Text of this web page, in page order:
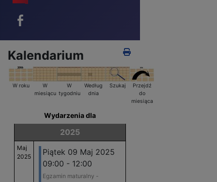
Kalendarium
W roku
W
miesiącu
W
tygodniu
Według
dnia
Szukaj
Przejdź
do
miesiąca
Wydarzenia dla
2025
Maj
2025
Piątek 09 Maj 2025
09:00 - 12:00
Egzamin maturalny -